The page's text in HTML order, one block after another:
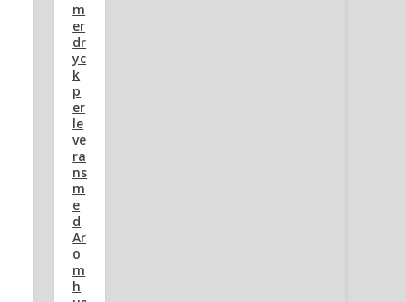
m
er
dr
yc
k
p
er
le
ve
ra
ns
m
e
d
Ar
o
m
h